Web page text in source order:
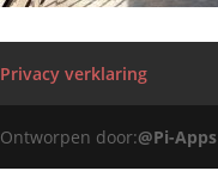
Privacy verklaring
Ontworpen door:@Pi-Apps